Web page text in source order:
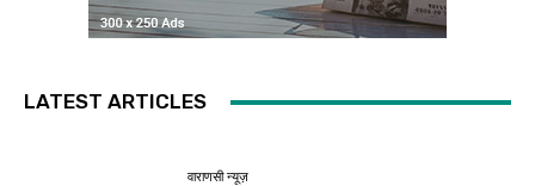
LATEST ARTICLES
वाराणसी न्यूज़